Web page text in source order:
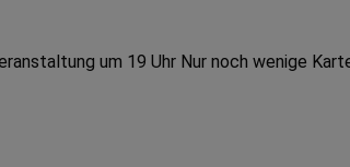
um 19 Uhr Nur noch wenige